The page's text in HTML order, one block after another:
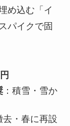
め込む「イ
パイクで固
：積雪・雪か
・春に再設